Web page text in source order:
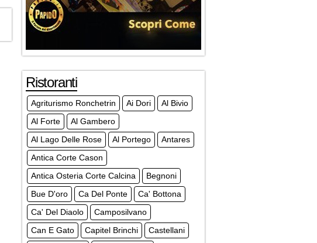
Ristoranti
Agriturismo Ronchetrin Ai Dori
Al Bivio
Al Forte
Al Gambero
Al Lago Delle Rose
Al Portego
Antares
Antica Corte Cason
Antica Osteria Corte Calcina
Begnoni
Bue D'oro
Ca Del Ponte
Ca' Bottona
Ca' Del Diaolo
Camposilvano
Can E Gato
Capitel Brinchi
Castellani